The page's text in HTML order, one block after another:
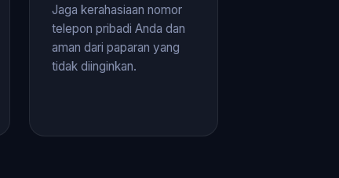
Jaga kerahasiaan nomor
telepon pribadi Anda dan
aman dari paparan yang
tidak diinginkan.